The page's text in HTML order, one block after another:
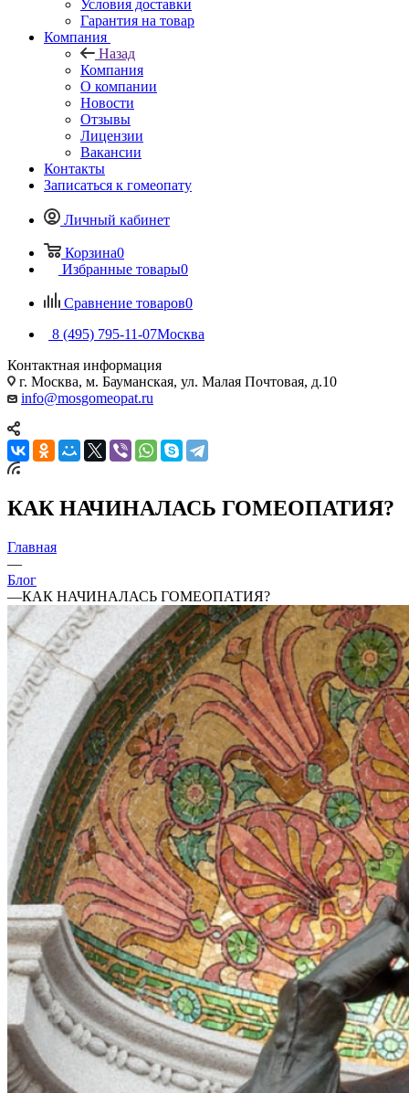
Условия доставки
Гарантия на товар
Компания
Назад
Компания
О компании
Новости
Отзывы
Лицензии
Вакансии
Контакты
Записаться к гомеопату
Личный кабинет
Корзина0
Избранные товары0
Сравнение товаров0
8 (495) 795-11-07Москва
Контактная информация
г. Москва, м. Бауманская, ул. Малая Почтовая, д.10
info@mosgomeopat.ru
КАК НАЧИНАЛАСЬ ГОМЕОПАТИЯ?
Главная
—
Блог
—КАК НАЧИНАЛАСЬ ГОМЕОПАТИЯ?